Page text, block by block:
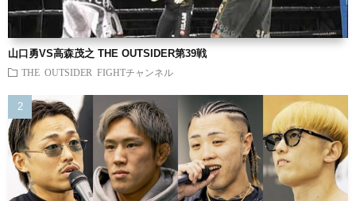
山口勇VS高森茂之 THE OUTSIDER第39戦
THE OUTSIDER FIGHTチャンネル